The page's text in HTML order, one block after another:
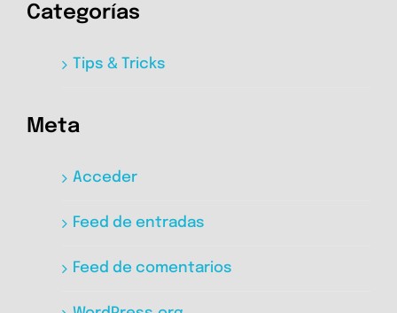
Categorías
Tips & Tricks
Meta
Acceder
Feed de entradas
Feed de comentarios